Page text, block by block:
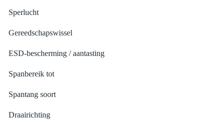
Sperlucht
Gereedschapswissel
ESD-bescherming / aantasting
Spanbereik tot
Spantang soort
Draairichting